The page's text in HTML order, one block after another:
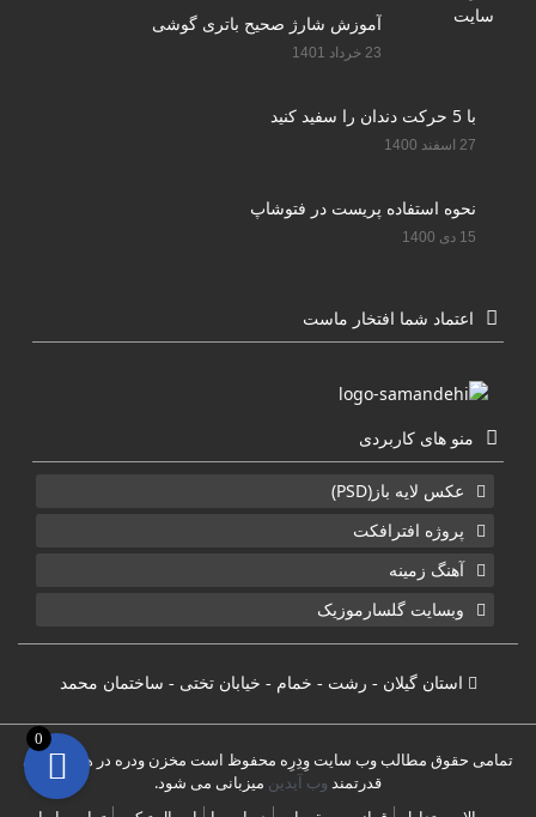
آموزش شارژ صحیح باتری گوشی
23 خرداد 1401
با 5 حرکت دندان را سفید کنید
27 اسفند 1400
نحوه استفاده پریست در فتوشاپ
15 دی 1400
اعتماد شما افتخار ماست
منو های کاربردی
عکس لایه باز(PSD)
پروژه افترافکت
آهنگ زمینه
وبسایت گلسارموزیک
استان گیلان - رشت - خمام - خیابان تختی - ساختمان محمد
تمامی حقوق مطالب وب سایت وِدِرِه محفوظ است مخزن ودره در هاست های
قدرتمند وب آیدین میزبانی می شود.
0